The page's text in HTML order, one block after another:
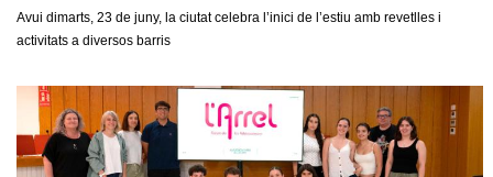
Avui dimarts, 23 de juny, la ciutat celebra l’inici de l’estiu amb revetlles i
activitats a diversos barris